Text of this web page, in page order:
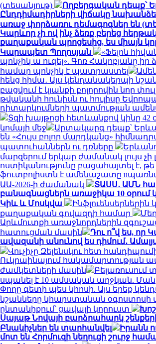
(տեսանյութ)
Ողբերգական դեպք՝
Ընդդիմադիրների վիճակը
առաջ փորձառու դեմագոգներ են
Կարևոր չի ով ինչ ձեռք բերեց
քաղաքական պրոցեսից, ես միայն
Կարապետ Պողոսյան
«Ֆելոն
պոնչիկ ա ուզել». Գոռ Հակոբյանը իր
համար պոնչիկ է պատրաստել
հենց հիմա․ Այս կենդանակերպի
բացվում է կյանքի բոլորովին նոր փուլ
թվականի հունիսն ու հուլիսը
դիտարկումների պատմության
Տզի խայթոցի հետևանքով կինը 42
կոմայի մեջ
Արտակարգ դեպք՝
են «Հույս բոլոր մարդկանց»
պատուհաններն ու դռները
մարզերում երկար ժամանակ լույս չի
ոստիկանությունը բացահայտել է, թե
ֆուտբոլիստն է ամենաշատը
ԱԱ-2026-ի ժամանակ
ՏԱՍՍ․ ԱՄՆ
բանագնացներն առաջիկա 10 օրում
Կիև և Մոսկվա
Ինֆլուենսերներին
քաղաքական գովազդի համար
Արևմուտքի առաջնորդներին
հատուցման մասին
Դու ո՞վ ես, որ
ավազանի անունով ես դիմում․
Վուչիչը Զելենսկու հետ
Ուկրաինայում հակամարտության
ժամկետների մասին
Բելառուսում
սպանել է 10 ամսական աղջկան.
Փողը գետի պես կհոսի. Այս երեք
նշանները կհարստանան օգոստոսի
ընտանիքում՝ ցավալի կորուստ
Սայաթ Նովայի բարձրահարկ
Բնակիչներ են տարհանվել
Իրանն
մոտ են Հորմուզի նեղուցի շուրջ